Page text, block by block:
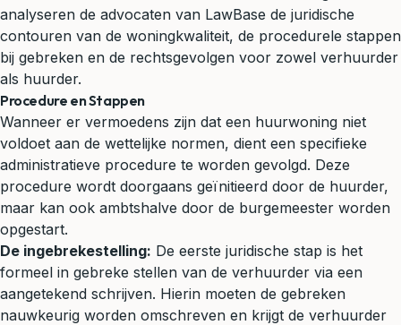
analyseren de advocaten van LawBase de juridische
contouren van de woningkwaliteit, de procedurele stappen
bij gebreken en de rechtsgevolgen voor zowel verhuurder
als huurder.
Procedure en Stappen
Wanneer er vermoedens zijn dat een huurwoning niet
voldoet aan de wettelijke normen, dient een specifieke
administratieve procedure te worden gevolgd. Deze
procedure wordt doorgaans geïnitieerd door de huurder,
maar kan ook ambtshalve door de burgemeester worden
opgestart.
De ingebrekestelling: De eerste juridische stap is het
formeel in gebreke stellen van de verhuurder via een
aangetekend schrijven. Hierin moeten de gebreken
nauwkeurig worden omschreven en krijgt de verhuurder